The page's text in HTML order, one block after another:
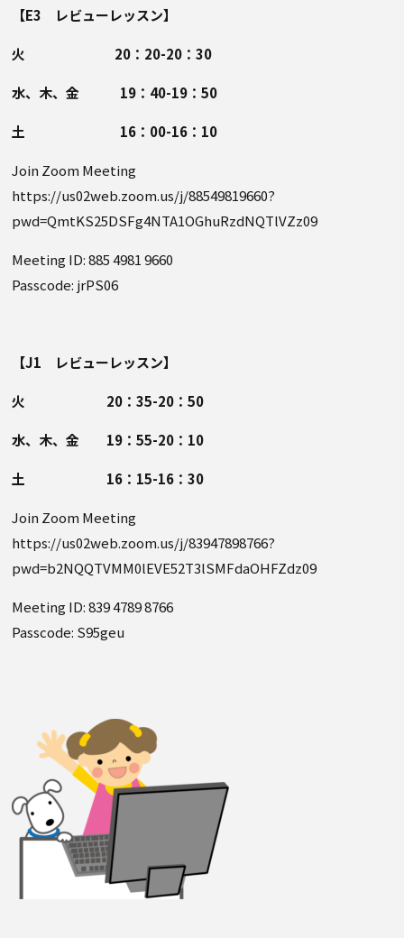
【E3 レビューレッスン】
火 20：20-20：30
水、木、金 19：40-19：50
土 16：00-16：10
Join Zoom Meeting
https://us02web.zoom.us/j/88549819660?
pwd=QmtKS25DSFg4NTA1OGhuRzdNQTlVZz09
Meeting ID: 885 4981 9660
Passcode: jrPS06
【J1 レビューレッスン】
火 20：35-20：50
水、木、金 19：55-20：10
土 16：15-16：30
Join Zoom Meeting
https://us02web.zoom.us/j/83947898766?
pwd=b2NQQTVMM0lEVE52T3lSMFdaOHFZdz09
Meeting ID: 839 4789 8766
Passcode: S95geu